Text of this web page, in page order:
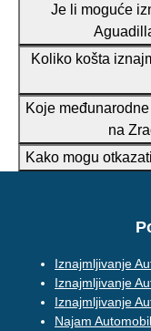
Je li moguće
Koliko košta
Koje
na
Kako mogu
Iznajmljivanje
Iznajmljivanje
Iznajmljivanje
Najam